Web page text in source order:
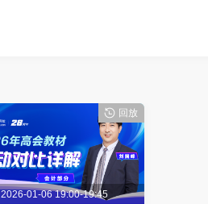
师。“梦想成真
《高级会计实务
《会计经典题解
将理论与实务和
个授课过程生
文并茂，对知识
豁然开朗，思路
2026-01-06 19:00-19:45
回放